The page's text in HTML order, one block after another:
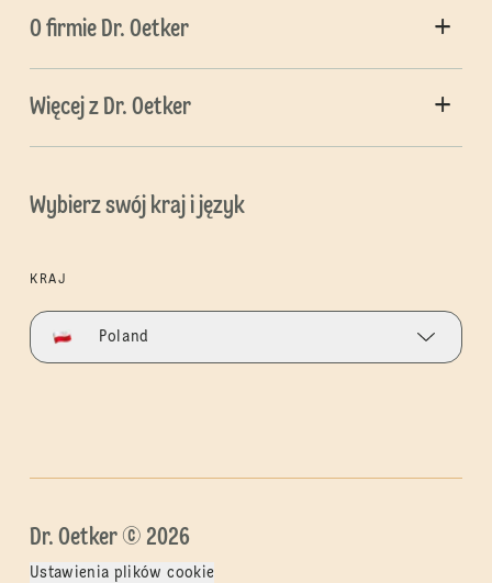
O firmie Dr. Oetker
Więcej z Dr. Oetker
Wybierz swój kraj i język
KRAJ
Poland
Dr. Oetker © 2026
Ustawienia plików cookie